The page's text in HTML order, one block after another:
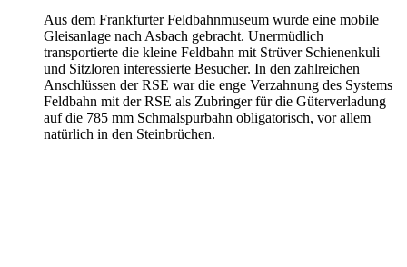
Aus dem Frankfurter Feldbahnmuseum wurde eine mobile
Gleisanlage nach Asbach gebracht. Unermüdlich
transportierte die kleine Feldbahn mit Strüver Schienenkuli
und Sitzloren interessierte Besucher. In den zahlreichen
Anschlüssen der RSE war die enge Verzahnung des Systems
Feldbahn mit der RSE als Zubringer für die Güterverladung
auf die 785 mm Schmalspurbahn obligatorisch, vor allem
natürlich in den Steinbrüchen.